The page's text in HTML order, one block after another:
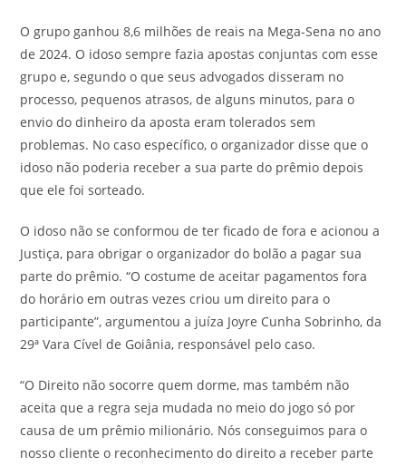
O grupo ganhou 8,6 milhões de reais na Mega-Sena no ano
de 2024. O idoso sempre fazia apostas conjuntas com esse
grupo e, segundo o que seus advogados disseram no
processo, pequenos atrasos, de alguns minutos, para o
envio do dinheiro da aposta eram tolerados sem
problemas. No caso específico, o organizador disse que o
idoso não poderia receber a sua parte do prêmio depois
que ele foi sorteado.
O idoso não se conformou de ter ficado de fora e acionou a
Justiça, para obrigar o organizador do bolão a pagar sua
parte do prêmio. “O costume de aceitar pagamentos fora
do horário em outras vezes criou um direito para o
participante”, argumentou a juíza Joyre Cunha Sobrinho, da
29ª Vara Cível de Goiânia, responsável pelo caso.
“O Direito não socorre quem dorme, mas também não
aceita que a regra seja mudada no meio do jogo só por
causa de um prêmio milionário. Nós conseguimos para o
nosso cliente o reconhecimento do direito a receber parte